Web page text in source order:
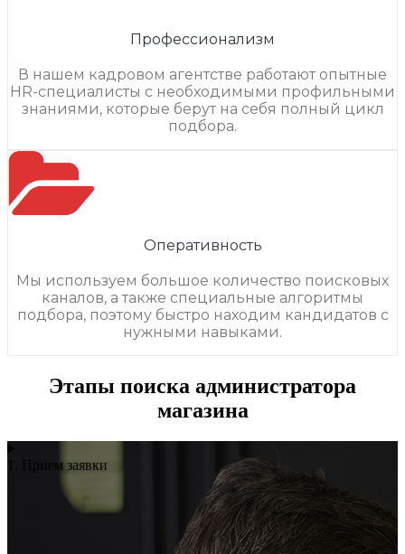
Профессионализм
В нашем кадровом агентстве работают опытные
HR-специалисты с необходимыми профильными
знаниями, которые берут на себя полный цикл
подбора.
Оперативность
Мы используем большое количество поисковых
каналов, а также специальные алгоритмы
подбора, поэтому быстро находим кандидатов с
нужными навыками.
Этапы поиска администратора
магазина
1. Прием заявки